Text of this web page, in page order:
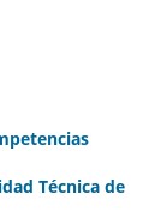
Técnica de